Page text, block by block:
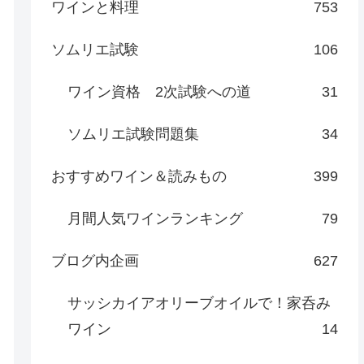
ワインと料理 753
ソムリエ試験 106
ワイン資格 2次試験への道 31
ソムリエ試験問題集 34
おすすめワイン＆読みもの 399
月間人気ワインランキング 79
ブログ内企画 627
サッシカイアオリーブオイルで！家呑み
ワイン
14